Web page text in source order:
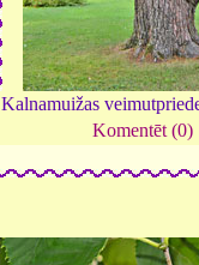
Kalnamuižas
Komentēt (0)